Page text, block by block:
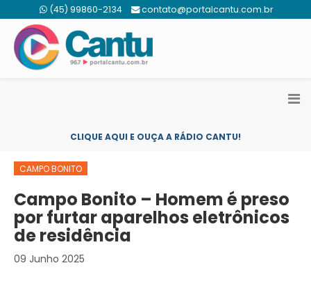
(45) 99860-2134 contato@portalcantu.com.br
CLIQUE AQUI E OUÇA A RÁDIO CANTU!
CAMPO BONITO
Campo Bonito – Homem é preso
por furtar aparelhos eletrônicos
de residência
09 Junho 2025